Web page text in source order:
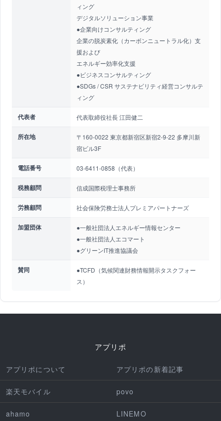
ィング
デジタルソリューション事業
●企業向けコンサルティング
企業の脱炭素化（カーボンニュートラル化）支
援および
エネルギー効率化支援
●ビジネスコンサルティング
●SDGs / CSR サステナビリティ経営コンサルテ
ィング
代表者 代表取締役社長 江田健二
所在地
〒160-0022 東京都新宿区新宿2-9-22 多摩川新
宿ビル3F
電話番号 03-6411-0858（代表）
税務顧問 信成国際税理士事務所
労務顧問 社会保険労務士法人プレミアパートナーズ
加盟団体
●一般社団法人エネルギー情報センター
●一般社団法人エコマート
●グリーンIT推進協議会
賛同
●TCFD（気候関連財務情報開示タスクフォー
ス）
アプリポ
アプリポについて アプリポの新着記事
楽天モバイル povo
ahamo LINEMO